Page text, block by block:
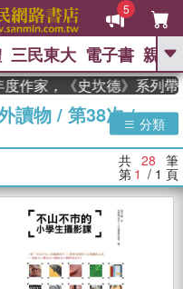
5
GO
野圭吾 、 The Odyssey 、
、 如果歷史是一群喵 、 暑期
國際布克獎 臺灣漫遊錄 、 方
、 數學女
猜想 、 偉大的迷走神經
三民東大 電子書 親子
，《史坎德》系列帶你踏
讀物 / 第38次/ 分類
共 28 筆
第 1 / 1 頁